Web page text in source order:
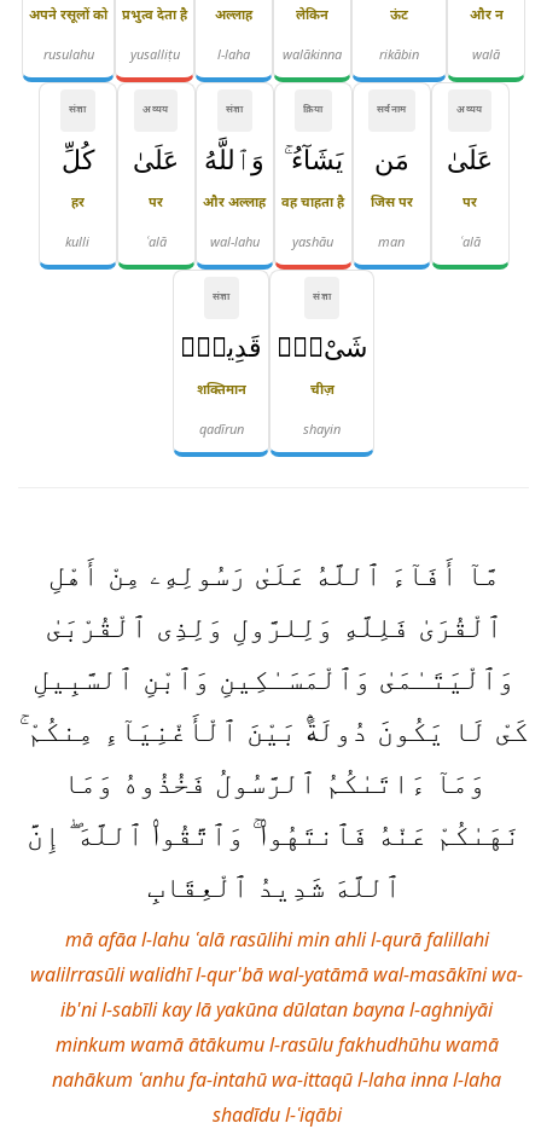
और न
walā
ऊंट
rikābin
लेकिन
walākinna
अल्लाह
l-laha
प्रभुत्व देता है
yusalliṭu
अपने रसूलों को
rusulahu
अव्यय
عَلَىٰ
पर
ʿalā
सर्वनाम
مَن
जिस पर
man
क्रिया
يَشَآءُ ۚ
वह चाहता है
yashāu
संज्ञा
وَٱللَّهُ
और अल्लाह
wal-lahu
अव्यय
عَلَىٰ
पर
ʿalā
संज्ञा
كُلِّ
हर
kulli
संज्ञा
شَىْءٍۢ
चीज़
shayin
संज्ञा
قَدِيرٌۭ
शक्तिमान
qadīrun
مَّآ أَفَآءَ ٱللَّهُ عَلَىٰ رَسُولِهِۦ مِنْ أَهْلِ
ٱلْقُرَىٰ فَلِلَّهِ وَلِلرَّولِ وَلِذِى ٱلْقُرْبَىٰ
وَٱلْيَتَـٰمَىٰ وَٱلْمَسَـٰكِينِ وَٱبْنِ ٱلسَّبِيلِ
كَىْ لَا يَكُونَ دُولَةًۢ بَيْنَ ٱلْأَغْنِيَآءِ مِنكُمْ ۚ
وَمَآ ءَاتَىٰكُمُ ٱلرَّسُولُ فَخُذُوهُ وَمَا
نَهَىٰكُمْ عَنْهُ فَٱنتَهُوا۟ ۚ وَٱتَّقُوا۟ ٱللَّهَ ۖ إِنَّ
ٱللَّهَ شَدِيدُ ٱلْعِقَابِ
mā afāa l-lahu ʿalā rasūlihi min ahli l-qurā falillahi
walilrrasūli walidhī l-qur'bā wal-yatāmā wal-masākīni wa-
ib'ni l-sabīli kay lā yakūna dūlatan bayna l-aghniyāi
minkum wamā ātākumu l-rasūlu fakhudhūhu wamā
nahākum ʿanhu fa-intahū wa-ittaqū l-laha inna l-laha
shadīdu l-ʿiqābi